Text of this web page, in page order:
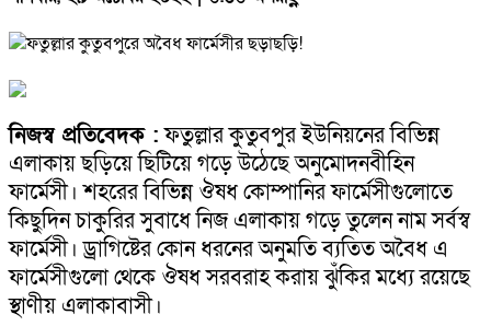
নিজস্ব প্রতিবেদক : ফতুল্লার কুতুবপুর ইউনিয়নের বিভিন্ন
এলাকায় ছড়িয়ে ছিটিয়ে গড়ে উঠেছে অনুমোদনবীহিন
ফার্মেসী। শহরের বিভিন্ন ঔষধ কোম্পানির ফার্মেসীগুলোতে
কিছুদিন চাকুরির সুবাধে নিজ এলাকায় গড়ে তুলেন নাম সর্বস্ব
ফার্মেসী। ড্রাগিষ্টের কোন ধরনের অনুমতি ব্যতিত অবৈধ এ
ফার্মেসীগুলো থেকে ঔষধ সরবরাহ করায় ঝুঁকির মধ্যে রয়েছে
স্থাণীয় এলাকাবাসী।